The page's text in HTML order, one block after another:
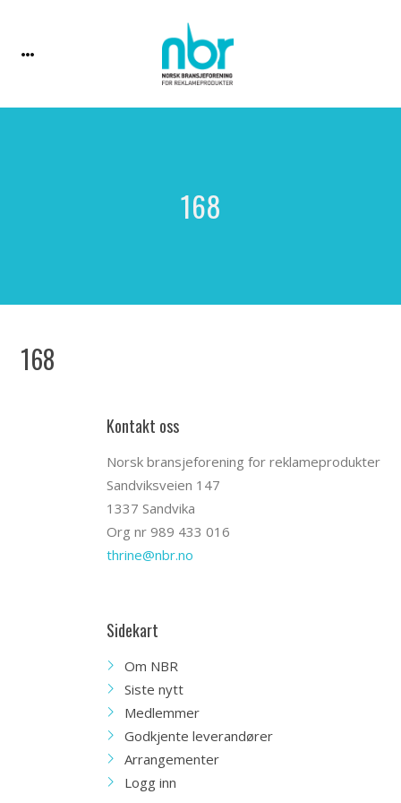
168
168
Kontakt oss
Norsk bransjeforening for reklameprodukter
Sandviksveien 147
1337 Sandvika
Org nr 989 433 016
thrine@nbr.no
Sidekart
Om NBR
Siste nytt
Medlemmer
Godkjente leverandører
Arrangementer
Logg inn